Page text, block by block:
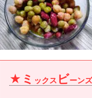
★ミ ックス ビーン